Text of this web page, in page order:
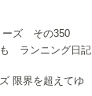
ーズ その350
ランニング日記
限界を超えてゆ